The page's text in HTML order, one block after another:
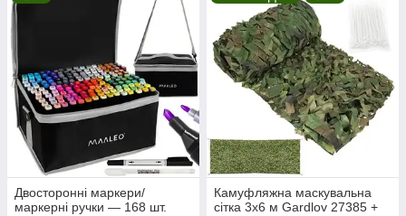
Двосторонні маркери/
маркерні ручки — 168 шт.
Камуфляжна маскувальна
сітка 3x6 м Gardlov 27385 +